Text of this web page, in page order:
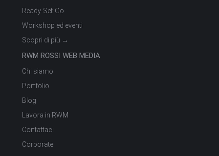
Ready-Set-Go
Workshop ed eventi
Scopri di più →
RWM ROSSI WEB MEDIA
Chi siamo
Portfolio
Blog
Lavora in RWM
Contattaci
Corporate